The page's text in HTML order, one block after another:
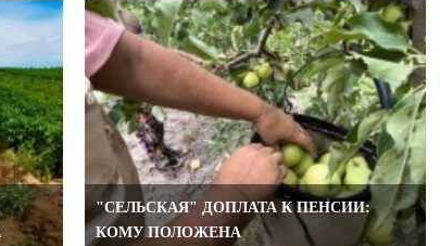
"СЕЛЬСКАЯ" ДОПЛАТА К ПЕНСИИ:
КОМУ ПОЛОЖЕНА